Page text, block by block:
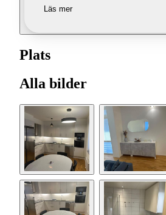
Läs mer
Plats
Alla bilder